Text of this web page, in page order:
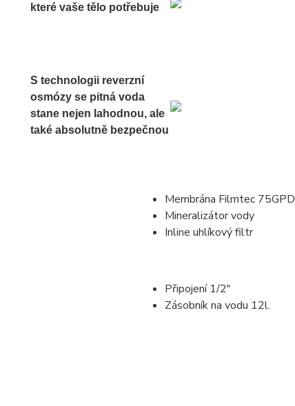
které vaše tělo potřebuje
S technologii reverzní
osmózy se pitná voda
stane nejen lahodnou, ale
také absolutně bezpečnou
Membrána Filmtec 75GPD
Mineralizátor vody
Inline uhlíkový filtr
Připojení 1/2"
Zásobník na vodu 12l.